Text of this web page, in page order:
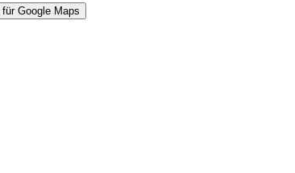
für Google Maps